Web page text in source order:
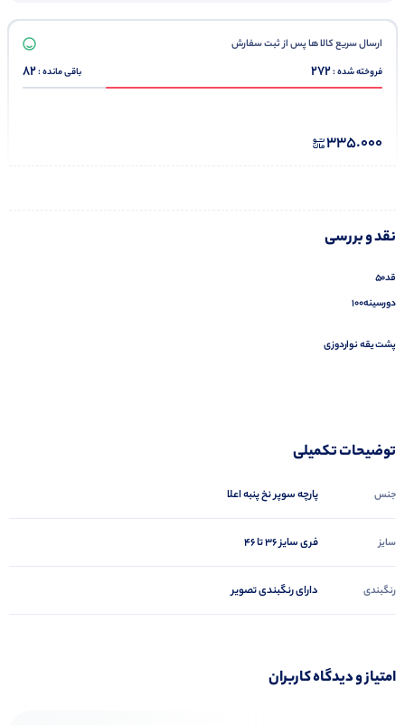
ارسال سریع کالا ها پس از ثبت سفارش
فروخته شده :272 باقی مانده :82
335.000
نقد و بررسی
قد۵۰
دورسینه۱۰۰
پشت یقه نواردوزی
توضیحات تکمیلی
جنس پارچه سوپر نخ پنبه اعلا
سایز فری سایز ۳۶ تا ۴۶
رنگبندی دارای رنگبندی تصویر
امتیاز و دیدگاه کاربران